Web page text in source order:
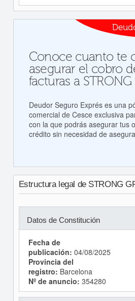
Conoce cuanto te
asegurar el cobro
facturas a STRONG
Deudor Seguro Exprés es una
comercial de Cesce exclusiva
con la que podrás asegurar tus
crédito sin necesidad de
Estructura legal de STRONG
Datos de Constitución
Fecha de
publicación: 04/08/2025
Provincia del
registro: Barcelona
Nº de anuncio: 354280